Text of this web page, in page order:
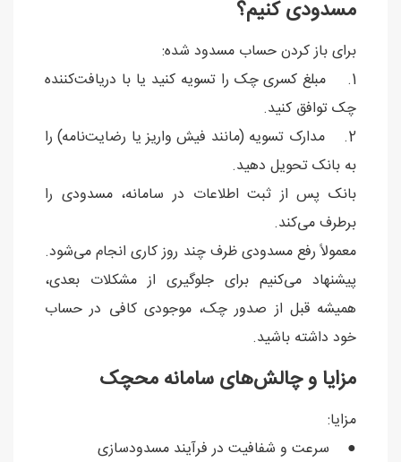
مسدودی کنیم؟
برای باز کردن حساب مسدود شده:
1. مبلغ کسری چک را تسویه کنید یا با دریافت‌کننده
چک توافق کنید.
2. مدارک تسویه (مانند فیش واریز یا رضایت‌نامه) را
به بانک تحویل دهید.
بانک پس از ثبت اطلاعات در سامانه، مسدودی را
برطرف می‌کند.
معمولاً رفع مسدودی ظرف چند روز کاری انجام می‌شود.
پیشنهاد می‌کنیم برای جلوگیری از مشکلات بعدی،
همیشه قبل از صدور چک، موجودی کافی در حساب
خود داشته باشید.
مزایا و چالش‌های سامانه محچک
مزایا:
● سرعت و شفافیت در فرآیند مسدودسازی